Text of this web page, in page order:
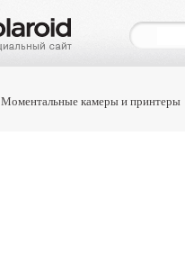
Моментальные камеры и принтеры